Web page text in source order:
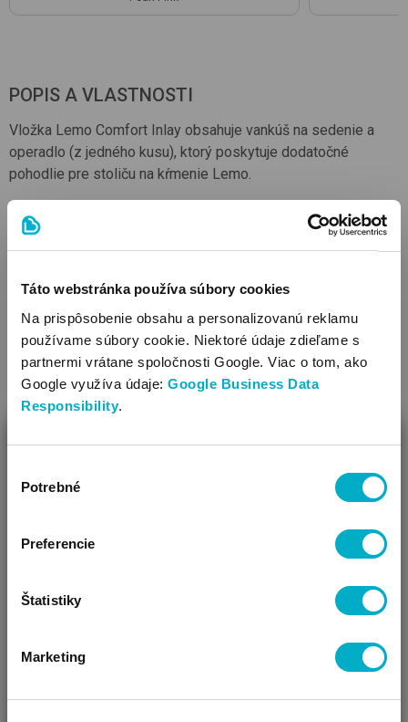
Táto webstránka používa súbory cookies
Na prispôsobenie obsahu a personalizovanú reklamu
používame súbory cookie. Niektoré údaje zdieľame s
partnermi vrátane spoločnosti Google. Viac o tom, ako
Google využíva údaje: Google Business Data
Responsibility.
súhlasu
Potrebné
Preferencie
Štatistiky
Marketing
POPIS A VLASTNOSTI
Vložka Lemo Comfort Inlay obsahuje vankúš na sedenie a
operadlo (z jedného kusu), ktorý poskytuje dodatočné
pohodlie pre stoliču na kŕmenie Lemo.
Vlastnosti
Doporučený vek od 6 mesiacov
útleho veku
Urobí stoličku na kŕmenie pohodlnejším
Pripevniteľné: na stoličku na kŕmenie
Materiál: polyester
Použiteľné k nasledovným stoličkám na kŕmenie: Cybex
Lemo
Produktový rad Cybex: Lemo